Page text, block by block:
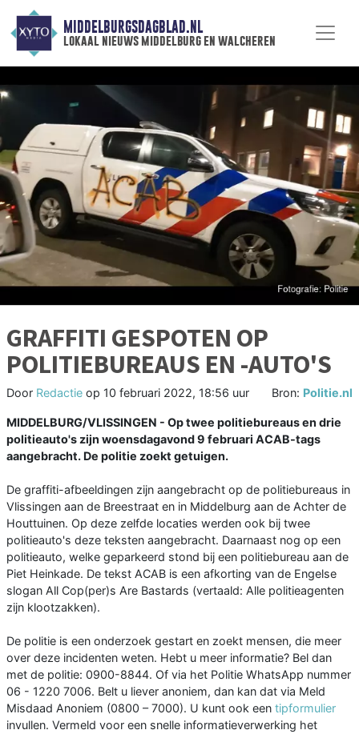
MIDDELBURGSDAGBLAD.NL
lokaal nieuws middelburg en walcheren
GRAFFITI GESPOTEN OP
POLITIEBUREAUS EN -AUTO'S
Door Redactie op 10 februari 2022, 18:56 uur Bron: Politie.nl
MIDDELBURG/VLISSINGEN - Op twee politiebureaus en drie
politieauto's zijn woensdagavond 9 februari ACAB-tags
aangebracht. De politie zoekt getuigen.
De graffiti-afbeeldingen zijn aangebracht op de politiebureaus in
Vlissingen aan de Breestraat en in Middelburg aan de Achter de
Houttuinen. Op deze zelfde locaties werden ook bij twee
politieauto's deze teksten aangebracht. Daarnaast nog op een
politieauto, welke geparkeerd stond bij een politiebureau aan de
Piet Heinkade. De tekst ACAB is een afkorting van de Engelse
slogan All Cop(per)s Are Bastards (vertaald: Alle politieagenten
zijn klootzakken).
De politie is een onderzoek gestart en zoekt mensen, die meer
over deze incidenten weten. Hebt u meer informatie? Bel dan
met de politie: 0900-8844. Of via het Politie WhatsApp nummer
06 - 1220 7006. Belt u liever anoniem, dan kan dat via Meld
Misdaad Anoniem (0800 – 7000). U kunt ook een tipformulier
invullen. Vermeld voor een snelle informatieverwerking het